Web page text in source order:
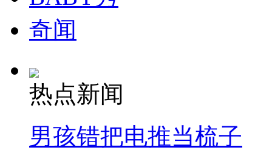
走！跟着总书记去植树
纽约上演“枕头大战”
奇闻
热点新闻
男孩错把电推当梳子